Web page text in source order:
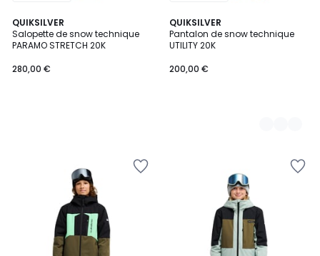
QUIKSILVER
Salopette de snow technique
PARAMO STRETCH 20K
280,00 €
QUIKSILVER
Pantalon de snow technique
UTILITY 20K
200,00 €
6
Couleurs